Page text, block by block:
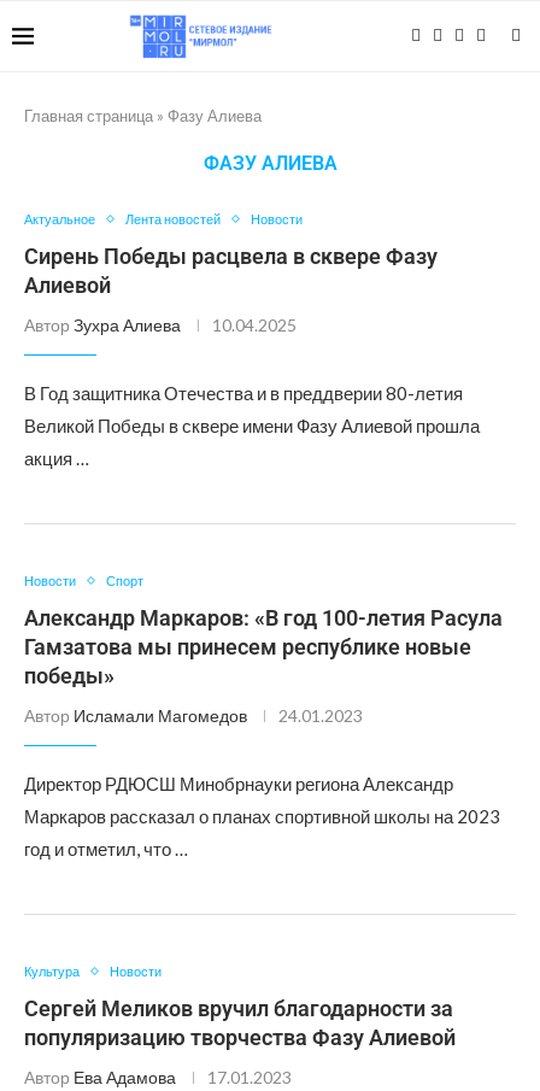
Главная страница » Фазу Алиева
ФАЗУ АЛИЕВА
Актуальное Лента новостей Новости
Сирень Победы расцвела в сквере Фазу
Алиевой
Автор Зухра Алиева 10.04.2025
В Год защитника Отечества и в преддверии 80-летия
Великой Победы в сквере имени Фазу Алиевой прошла
акция …
Новости Спорт
Александр Маркаров: «В год 100-летия Расула
Гамзатова мы принесем республике новые
победы»
Автор Исламали Магомедов 24.01.2023
Директор РДЮСШ Минобрнауки региона Александр
Маркаров рассказал о планах спортивной школы на 2023
год и отметил, что …
Культура Новости
Сергей Меликов вручил благодарности за
популяризацию творчества Фазу Алиевой
Автор Ева Адамова 17.01.2023